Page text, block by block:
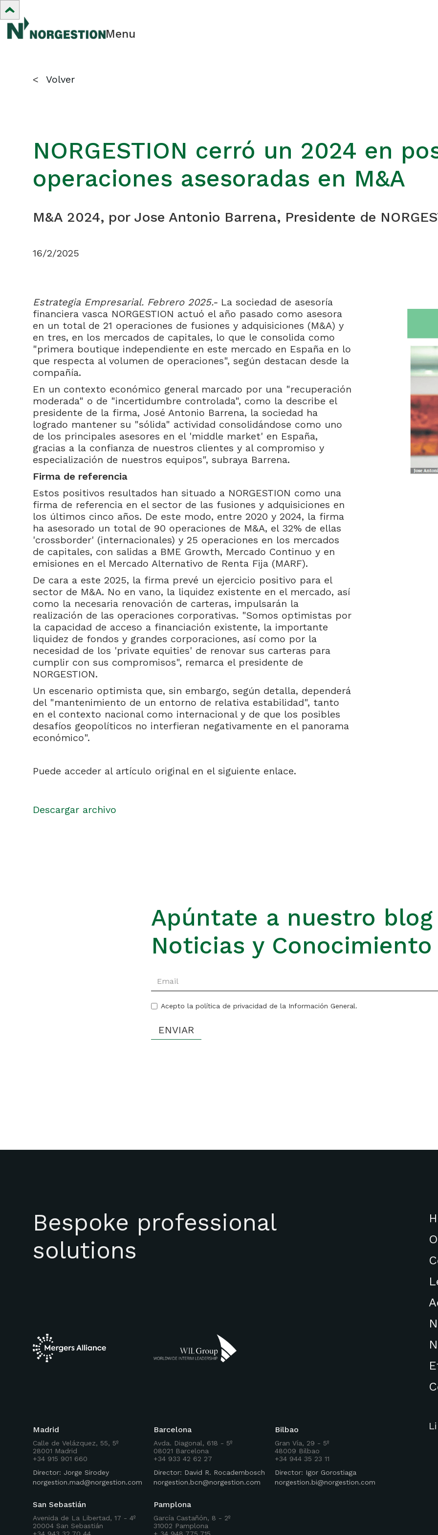
Menu
< Volver
NORGESTION cerró un 2024 en
operaciones asesoradas en M&A
M&A 2024, por Jose Antonio Barrena, Presidente de
16/2/2025
Estrategia Empresarial. Febrero 2025.- La sociedad de asesoría
financiera vasca NORGESTION actuó el año pasado como asesora
en un total de 21 operaciones de fusiones y adquisiciones (M&A) y
en tres, en los mercados de capitales, lo que le consolida como
"primera boutique independiente en este mercado en España en lo
que respecta al volumen de operaciones", según destacan desde la
compañía.
En un contexto económico general marcado por una "recuperación
moderada" o de "incertidumbre controlada", como la describe el
presidente de la firma, José Antonio Barrena, la sociedad ha
logrado mantener su "sólida" actividad consolidándose como uno
de los principales asesores en el 'middle market' en España,
gracias a la confianza de nuestros clientes y al compromiso y
especialización de nuestros equipos", subraya Barrena.
Firma de referencia
Estos positivos resultados han situado a NORGESTION como una
firma de referencia en el sector de las fusiones y adquisiciones en
los últimos cinco años. De este modo, entre 2020 y 2024, la firma
ha asesorado un total de 90 operaciones de M&A, el 32% de ellas
'crossborder' (internacionales) y 25 operaciones en los mercados
de capitales, con salidas a BME Growth, Mercado Continuo y en
emisiones en el Mercado Alternativo de Renta Fija (MARF).
De cara a este 2025, la firma prevé un ejercicio positivo para el
sector de M&A. No en vano, la liquidez existente en el mercado, así
como la necesaria renovación de carteras, impulsarán la
realización de las operaciones corporativas. "Somos optimistas por
la capacidad de acceso a financiación existente, la importante
liquidez de fondos y grandes corporaciones, así como por la
necesidad de los 'private equities' de renovar sus carteras para
cumplir con sus compromisos", remarca el presidente de
NORGESTION.
Un escenario optimista que, sin embargo, según detalla, dependerá
del "mantenimiento de un entorno de relativa estabilidad", tanto
en el contexto nacional como internacional y de que los posibles
desafíos geopolíticos no interfieran negativamente en el panorama
económico".
Puede acceder al artículo original en el siguiente enlace.
Descargar archivo
Apúntate a nuestro
Noticias y Conocimiento
Acepto la política de privacidad de la Información General.
Bespoke professional
solutions
Madrid
Calle de Velázquez, 55, 5º
28001 Madrid
+34 915 901 660
Director: Jorge Sirodey
norgestion.mad@norgestion.com
Barcelona
Avda. Diagonal, 618 - 5º
08021 Barcelona
+34 933 42 62 27
Director: David R. Rocadembosch
norgestion.bcn@norgestion.com
Bilbao
Gran Vía, 29 - 5º
48009 Bilbao
+34 944 35 23 11
Director: Igor Gorostiaga
norgestion.bi@norgestion.com
San Sebastián
Avenida de La Libertad, 17 - 4º
20004 San Sebastián
Pamplona
García Castañón, 8 - 2º
31002 Pamplona